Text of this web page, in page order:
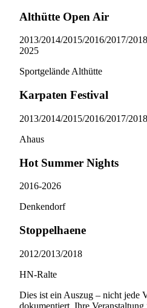
Althütte Open Air
2013/​2014/​2015/​2016/​2017/​
2025
Sportgelände Althütte
Karpaten Festival
2013/​2014/​2015/​2016/​2017/​
Ahaus
Hot Summer Nights
2016-2026
Denkendorf
Stoppelhaene
2012/​2013/​2018
HN-Ralte
Dies ist ein Auszug – nicht jede
dokumentiert. Ihre